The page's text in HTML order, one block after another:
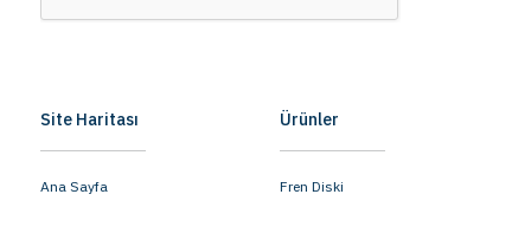
Site Haritası
Ana Sayfa
Ürünler
Fren Diski